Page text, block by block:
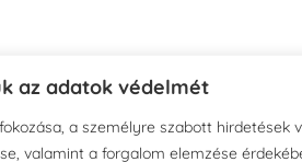
az adatok védelmét
a személyre szabott hirdetések
valamint a forgalom elemzése